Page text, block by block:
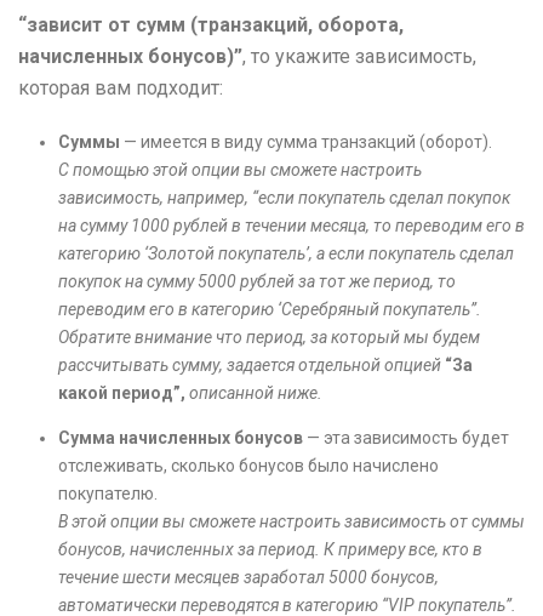
“зависит от сумм (транзакций, оборота,
начисленных бонусов)”, то укажите зависимость,
которая вам подходит:
Суммы — имеется в виду сумма транзакций (оборот).
С помощью этой опции вы сможете настроить
зависимость, например, “если покупатель сделал покупок
на сумму 1000 рублей в течении месяца, то переводим его в
категорию ‘Золотой покупатель’, а если покупатель сделал
покупок на сумму 5000 рублей за тот же период, то
переводим его в категорию ‘Серебряный покупатель”.
Обратите внимание что период, за который мы будем
рассчитывать сумму, задается отдельной опцией “За
какой период”, описанной ниже.
Сумма начисленных бонусов — эта зависимость будет
отслеживать, сколько бонусов было начислено
покупателю.
В этой опции вы сможете настроить зависимость от суммы
бонусов, начисленных за период. К примеру все, кто в
течение шести месяцев заработал 5000 бонусов,
автоматически переводятся в категорию “VIP покупатель”.